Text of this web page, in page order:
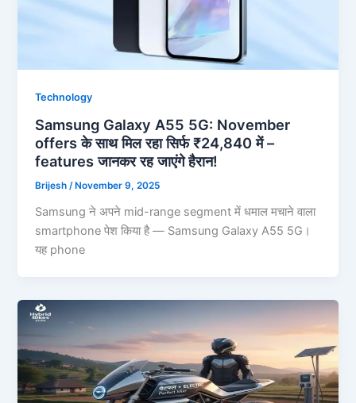
Technology
Samsung Galaxy A55 5G: November
offers के साथ मिल रहा सिर्फ ₹24,840 में –
features जानकर रह जाएंगे हैरान!
Brijesh/ November 9, 2025
Samsung ने अपने mid-range segment में धमाल मचाने वाला
smartphone पेश किया है — Samsung Galaxy A55 5G।
यह phone